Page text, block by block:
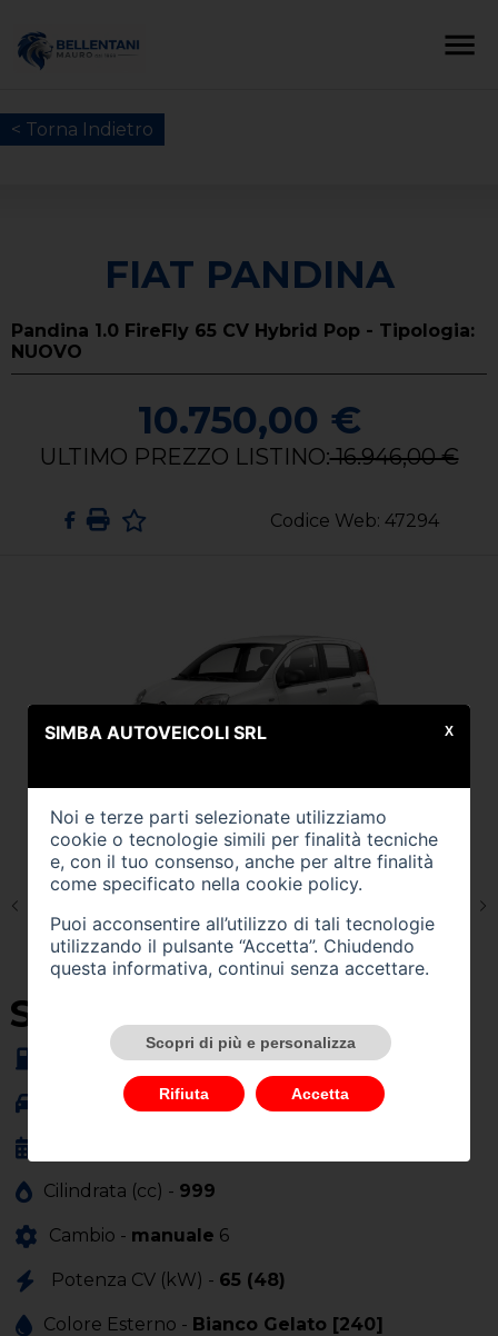
< Torna Indietro
Codice Web: 47294
FIAT PANDINA
Pandina 1.0 FireFly 65 CV Hybrid Pop - Tipologia:
NUOVO
10.750,00 €
ULTIMO PREZZO LISTINO:16.946,00 €
SU QUEST'AUTO
Alimentazione -ibrida
Carrozzeria -altro
Cilindrata (cc) - 999
Cambio - manuale 6
Potenza CV (kW) - 65 (48)
Colore Esterno - Bianco Gelato [240]
SIMBA AUTOVEICOLI SRL
Noi e terze parti selezionate utilizziamo
cookie o tecnologie simili per finalità tecniche
e, con il tuo consenso, anche per altre finalità
come specificato nella cookie policy.
Puoi acconsentire all’utilizzo di tali tecnologie
utilizzando il pulsante “Accetta”. Chiudendo
questa informativa, continui senza accettare.
Scopri di più e personalizza
Rifiuta Accetta
X